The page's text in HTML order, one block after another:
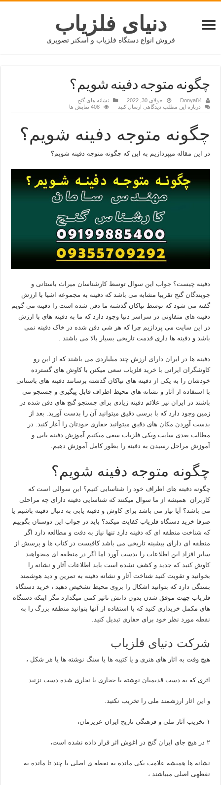
دنیای فلزیاب
فروش انواع دستگاه فلزیاب و اسکنر تصویری
چگونه متوجه دفینه شویم؟
Donya84 جولای 30, 2022
نشانه های گنج
درباره این مطلب دیدگاهی ارسال کنید
408 نمایش ها
چگونه متوجه دفینه شویم؟
در این مقاله میپردازیم به این که چگونه متوجه دفینه شویم؟
دفینه چیست؟ جواب این سوال توسط کارشناسان میراث باستانی و
جویندگان گنج تقریبا مشابه می باشد که دفینه به مجموعه اشیا با ارزش
گفته می شود که توسط نیاکان گذشته ما دفن شده است را دفینه می گویم
دفینه های متفاوتی در سراسر دنیا وجود دارد که ما به دفینه های با ارزش
در این سایت می پردازیم چرا که هر شی دفن شده در خاک دفینه نمی
باشد و دفینه ها داری قدمت تاریخی بسیار بالا می باشند .
دفینه ها در ایران دارای ارزش چند میلیاردی می باشند که از این رو
کاوشگران ایرانی با خرید فلزیاب سعی میکنن با کاوش های گسترده
خودشان را به یکی از دفینه های نیاکان گذشته برسانند دفینه های باستانی
با استفاده از آثار و نشانه های محیط اطراف قابل پیگیری و جستجو می
باشند در ایران نیز علائم دفینه زیادی برای جستجو گنج های دفن شده در
زمین وجود دارد که با برسی دقیق میتوانید آن را بدست آورید. بعد از
بدست آوردن مکان های دقیق میتوانید حفاری خودتان را آغاز کنید. در
مطالب بعدی سایت ویکی فلزیاب سعی میکنیم آموزش دفینه یابی و
آموزش مراحل رسیدن به دفینه را بطور کامل آموزش دهیم.
چگونه متوجه دفینه شویم؟
چگونه دفینه های اطراف خود را شناسایی کنیم؟ این سوالی است که
کاربران همیشه از ما سوال میکنند که شناسایی دفینه دارای چه مراحلی
می باشد؟ آیا نیاز می باشد برای کاوش و دفینه یابی به دنبال دفینه باشیم یا
صرفا خرید دستگاه فلزیاب کفایت میکند؟ باید در چواب این دوستان بگوییم
که شناخت منطقه ای که دفینه دارد تنها نیاز به دقت و مطالعه دارد اگر
منطقه ای دارای بیشینه تاریخی می باشد کافیست در کتاب ها و پرسش از
سایر افزاد این اطلاعات را بدست آورد اما اگر در منطقه ای میخواهید
کاوش کنید که جدید و کشف نشده است باید اطلاعات آثار و نشانه را
بخوانید و تقویت کنید شناخت آثار و نشانه دفینه به تمرین و دید هوشمند
بستگی دارد که بتوانید اشکال را بروی محیط تشخیص دهید ، خرید دستگاه
فلزیاب جهت موفق شدن بدون دانش تاثیر کمی میگذارد مگر اینکه دستگاه
های مکمل خریداری کنید که با استفاده از آنها بتوانید منطقه بزرگ را به
نقطه مورد نظر خود برای حفاری تبدیل کنید.
شرکت دنیای فلزیاب
هیچ وقت به اثار های هنری و یا کتیبه ها یا سنگ نوشته ها یا هر شکل ،
اثری که به دست قدیمیان نوشته یا حجاری یا نجاری شده دست نزنید.
و این اثار ارزشمند ملی را تخریب نکنید.
۱ تخریب آثار ملی و فرهنگی تاریخ ایران عزیزمان،
۲ در هیچ جای ایران گنج در اغوش اثر قرار داده نشده است،
نشانه ها همیشه علامت یکی مانده به نقطه ی اصلی یا چند تا مانده به
نقطهی اصلی میباشند ،